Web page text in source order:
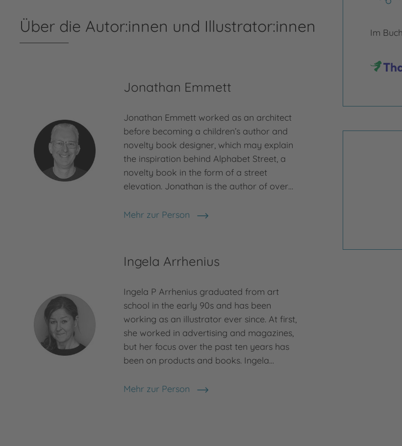
Im
Über die Autor:innen und Illustrator:innen
Jonathan Emmett
Jonathan Emmett worked as an architect
before becoming a children’s author and
novelty book designer, which may explain
the inspiration behind Alphabet Street, a
novelty book in the form of a street
elevation. Jonathan is the author of over…
Mehr zur Person
Jonathan Emmett
Ingela Arrhenius
Ingela P Arrhenius graduated from art
school in the early 90s and has been
working as an illustrator ever since. At first,
she worked in advertising and magazines,
but her focus over the past ten years has
been on products and books. Ingela…
Mehr zur Person
Ingela Arrhenius